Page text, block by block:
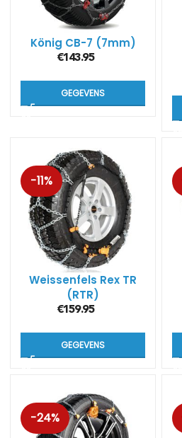
König CB-7 (7mm)
€143.95
GEGEVENS
-11%
Weissenfels Rex TR
(RTR)
€159.95
GEGEVENS
-24%